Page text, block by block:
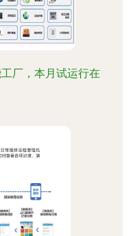
厂，本月试运行在